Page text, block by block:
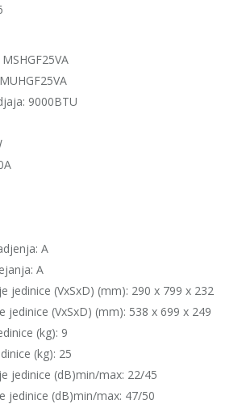
9000BTU
A
A
jedinice (VxSxD) (mm): 290 x 799 x 232
jedinice (VxSxD) (mm): 538 x 699 x 249
(kg): 9
(kg): 25
jedinice (dB)min/max: 22/45
jedinice (dB)min/max: 47/50